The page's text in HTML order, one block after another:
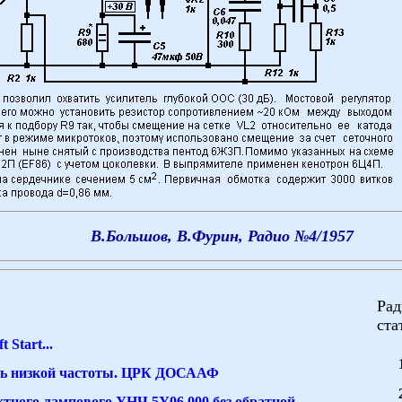
В.Большов, В.Фурин, Радио №4/1957
Start...
низкой частоты. ЦРК ДОСААФ